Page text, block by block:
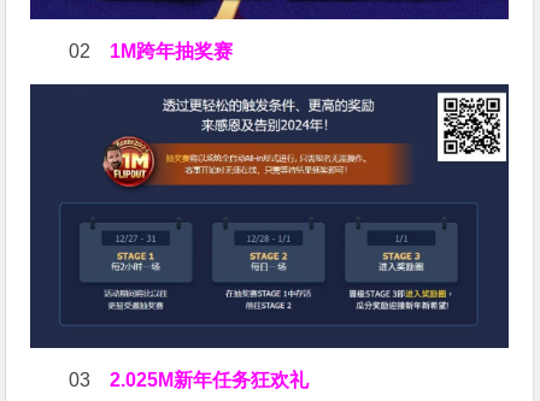
02 1M跨年抽奖赛
032.025M新年任务狂欢礼